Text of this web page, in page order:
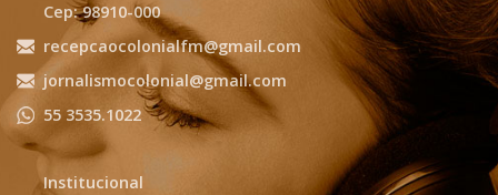
Cep: 98910-000
recepcaocolonialfm@gmail.com
jornalismocolonial@gmail.com
55 3535.1022
Institucional